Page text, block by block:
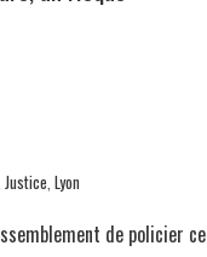
Justice Lyon
de policier ce